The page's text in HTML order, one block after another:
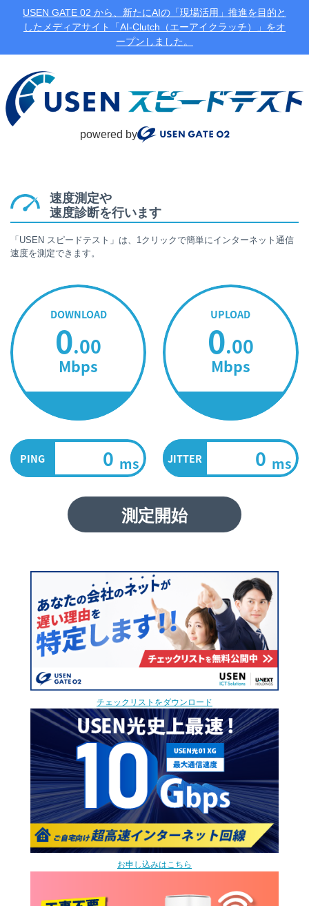
USEN GATE 02 から、新たにAIの「現場活用」推進を目的と
したメディアサイト「AI-Clutch（エーアイクラッチ）」をオ
ープンしました。
powered by
速度測定や
速度診断を行います
「USEN スピードテスト」は、1クリックで簡単にインターネット通信
速度を測定できます。
DOWNLOAD
0.00
Mbps
UPLOAD
0.00
Mbps
PING 0 ms JITTER 0 ms
測定開始
チェックリストをダウンロード
お申し込みはこちら